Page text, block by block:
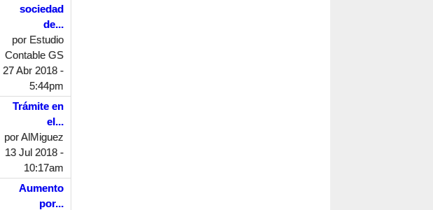
sociedad
de...
por Estudio
Contable GS
27 Abr 2018 -
5:44pm
Trámite en
el...
porAlMiguez
13 Jul 2018 -
10:17am
Aumento
por...